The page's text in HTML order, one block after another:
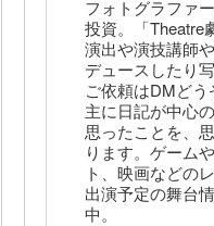
フォトグラファ
投資。「Theatre
演出や演技講師
デュースしたり
ご依頼はDMどう
主に日記が中心
思ったことを、
ります。ゲーム
ト、映画などの
出演予定の舞台
中。